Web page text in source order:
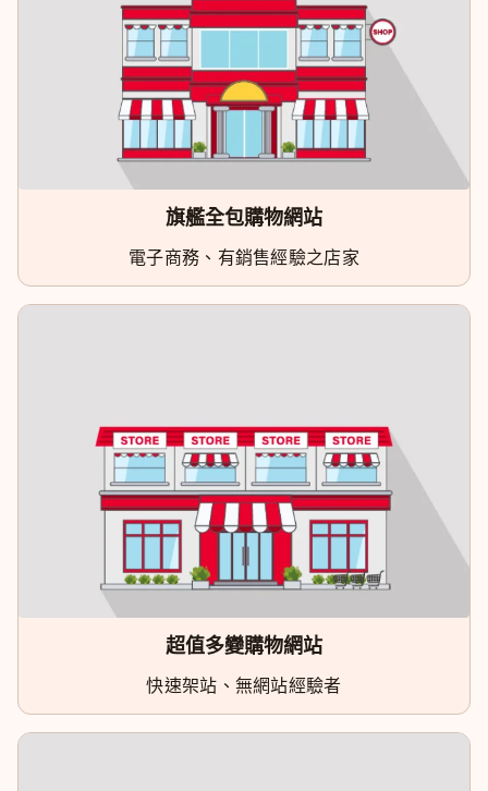
旗艦全包購物網站
電子商務、有銷售經驗之店家
超值多變購物網站
快速架站、無網站經驗者